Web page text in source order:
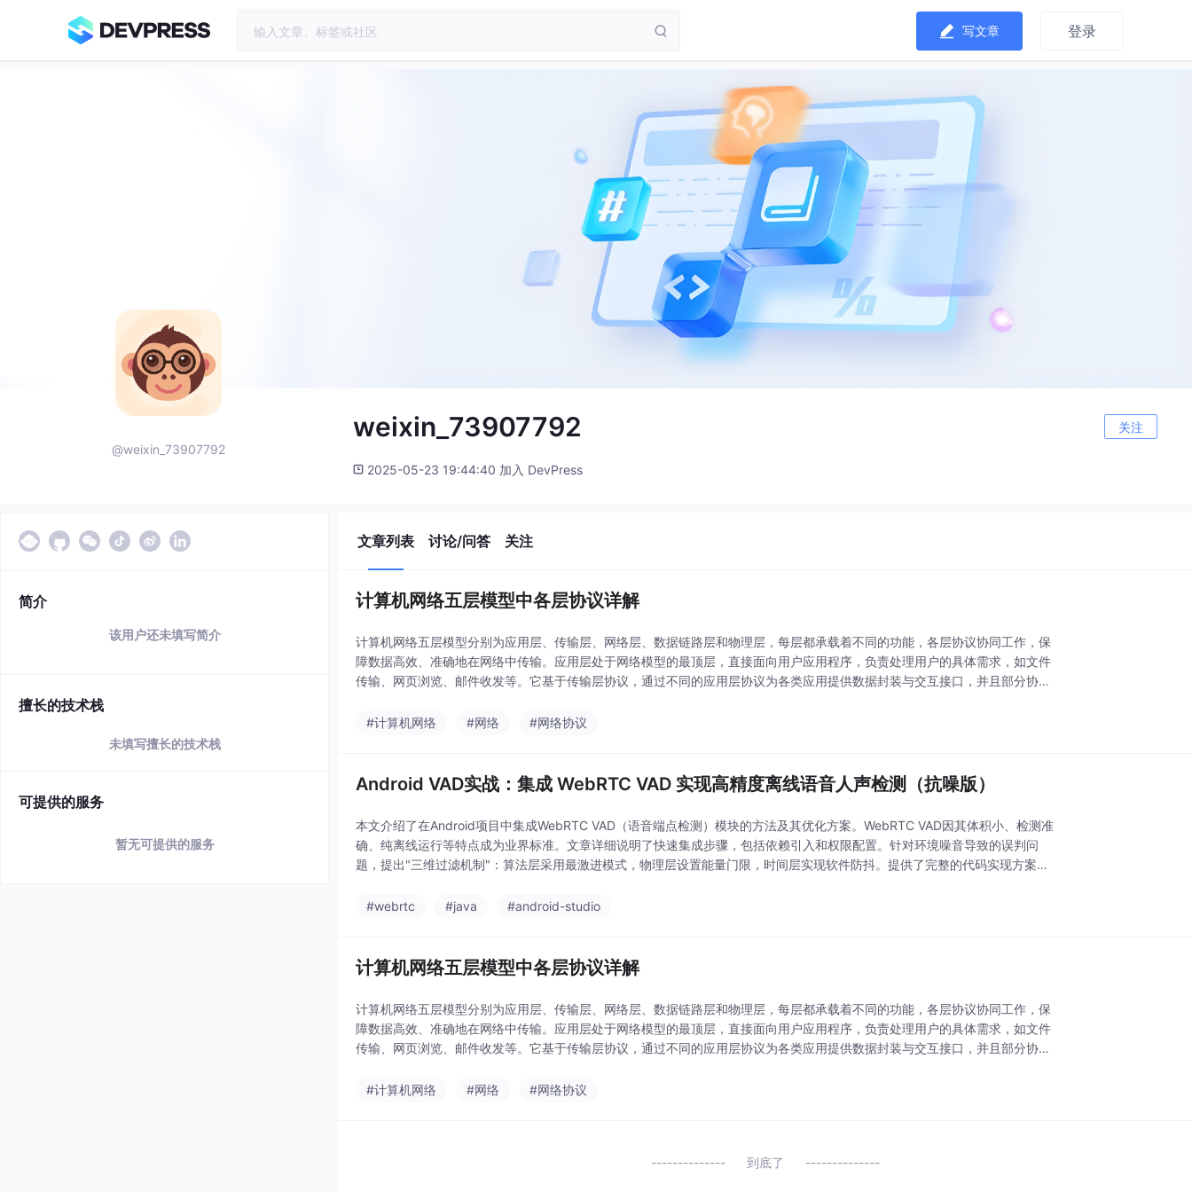
写文章 登录
@weixin_73907792
weixin_73907792 关注
2025-05-23 19:44:40 加入 DevPress
简介
该用户还未填写简介
擅长的技术栈
未填写擅长的技术栈
可提供的服务
暂无可提供的服务
文章列表 讨论/问答 关注
计算机网络五层模型中各层协议详解
计算机网络五层模型分别为应用层、传输层、网络层、数据链路层和物理层，每层都承载着不同的功能，各层协议协同工作，保
障数据高效、准确地在网络中传输。应用层处于网络模型的最顶层，直接面向用户应用程序，负责处理用户的具体需求，如文件
传输、网页浏览、邮件收发等。它基于传输层协议，通过不同的应用层协议为各类应用提供数据封装与交互接口，并且部分协议
#计算机网络
#网络 #网络协议
Android VAD实战：集成 WebRTC VAD 实现高精度离线语音人声检测（抗噪版）
本文介绍了在Android项目中集成WebRTC VAD（语音端点检测）模块的方法及其优化方案。WebRTC VAD因其体积小、检测准
确、纯离线运行等特点成为业界标准。文章详细说明了快速集成步骤，包括依赖引入和权限配置。针对环境噪音导致的误判问
题，提出"三维过滤机制"：算法层采用最激进模式，物理层设置能量门限，时间层实现软件防抖。提供了完整的代码实现方案，
#webrtc
#java #android-studio
计算机网络五层模型中各层协议详解
计算机网络五层模型分别为应用层、传输层、网络层、数据链路层和物理层，每层都承载着不同的功能，各层协议协同工作，保
障数据高效、准确地在网络中传输。应用层处于网络模型的最顶层，直接面向用户应用程序，负责处理用户的具体需求，如文件
传输、网页浏览、邮件收发等。它基于传输层协议，通过不同的应用层协议为各类应用提供数据封装与交互接口，并且部分协议
#计算机网络
#网络 #网络协议
到底了